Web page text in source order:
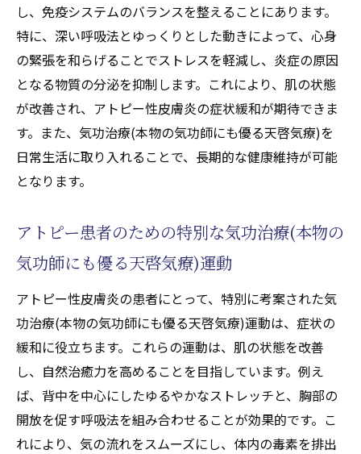
し、免疫システムのバランスを整えることにあります。
特に、深い呼吸法とゆっくりとした動きによって、心身
の緊張を和らげることでストレスを軽減し、炎症の原因
となる物質の分泌を抑制します。これにより、肌の状態
が改善され、アトピー性皮膚炎の症状緩和が期待できま
す。また、気功治療(本物の気功師にも優る天啓気療)を
日常生活に取り入れることで、長期的な健康維持が可能
となります。
アトピー患者のための特別な気功治療(本物の
気功師にも優る天啓気療)運動
アトピー性皮膚炎の患者にとって、特別に考案された気
功治療(本物の気功師にも優る天啓気療)運動は、症状の
緩和に役立ちます。これらの運動は、肌の状態を改善
し、自然治癒力を高めることを目指しています。例え
ば、背中を中心にしたゆるやかなストレッチと、胸部の
開放を促す呼吸法を組み合わせることが効果的です。こ
れにより、気の流れをスムーズにし、体内の毒素を排出